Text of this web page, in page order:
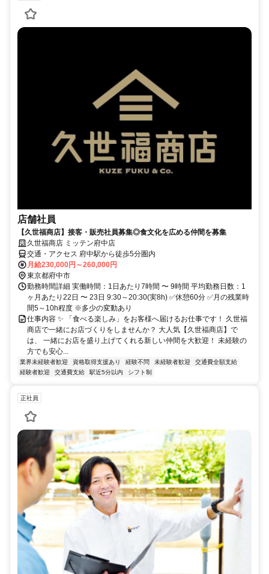
店舗社員
【久世福商店】接客・販売社員募集◎食文化を広める仲間を募集
久世福商店 ミッテン府中店
交通・アクセス 府中駅から徒歩5分圏内
月給230,000円～260,000円
東京都府中市
勤務時間詳細 実働時間：1日あたり7時間 〜 9時間 平均勤務日数：1
ヶ月あたり22日 〜 23日 9:30～20:30(実8h) ✅休憩60分 ✅月の残業時
間5～10h程度 ※多少の変動あり
仕事内容 ✨ 「食べる楽しみ」をお客様へ届けるお仕事です！ 久世福
商店で一緒にお店づくりをしませんか？ 大人気【久世福商店】で
は、 一緒にお店を盛り上げてくれる新しい仲間を大歓迎！ 未経験の
方でも安心...
業界未経験者歓迎 資格取得支援あり 経験不問 未経験者歓迎
交通費全額支給
経験者歓迎
交通費支給 駅近5分以内 シフト制
正社員